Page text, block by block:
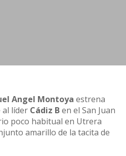
Angel Montoya estrena
líder Cádiz Ben el San Juan
poco habitual en Utrera
amarillo de la tacita de